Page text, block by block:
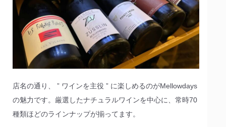
店名の通り、 ” ワインを主役 ” に楽しめるのがMellowdays
の魅力です。厳選したナチュラルワインを中心に、常時70
種類ほどのラインナップが揃ってます。